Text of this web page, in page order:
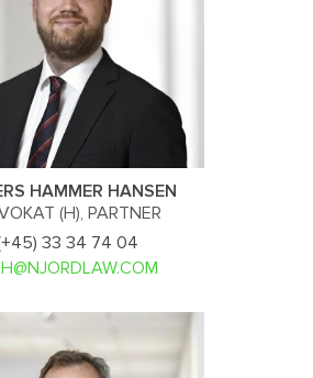
HAMMER HANSEN
(H), PARTNER
33 34 74 04